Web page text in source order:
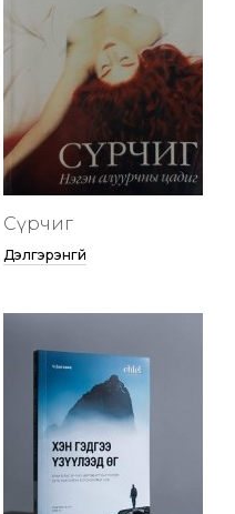
Сүрчиг
Дэлгэрэнгүй